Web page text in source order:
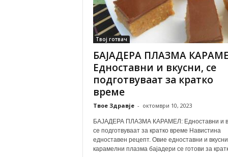
Твој готвач
БАЈАДЕРА ПЛАЗМА
Едноставни и вкусни, се
подготвуваат за кратко
време
Твое Здравје - октомври 10, 2023
БАЈАДЕРА ПЛАЗМА КАРАМЕЛ: Едноставни и
се подготвуваат за кратко време Навистина
едноставен рецепт. Овие едноставни и вкусни
карамелни плазма бајадери се готови за